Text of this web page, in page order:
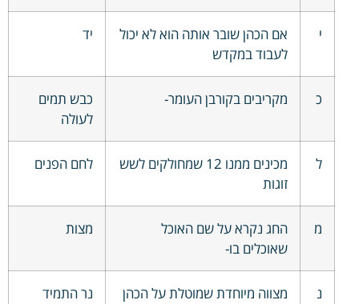
י
אם הכהן שובר אותה הוא לא יכול
לעבוד במקדש
יד
כ מקריבים בקורבן העומר-
כבש תמים
לעולה
ל
מכינים ממנו 12 שמחולקים לשש
זוגות
לחם הפנים
מ
החג נקרא על שם האוכל
שאוכלים בו-
מצות
נ
מצווה מיוחדת שמוטלת על הכהן
נר התמיד